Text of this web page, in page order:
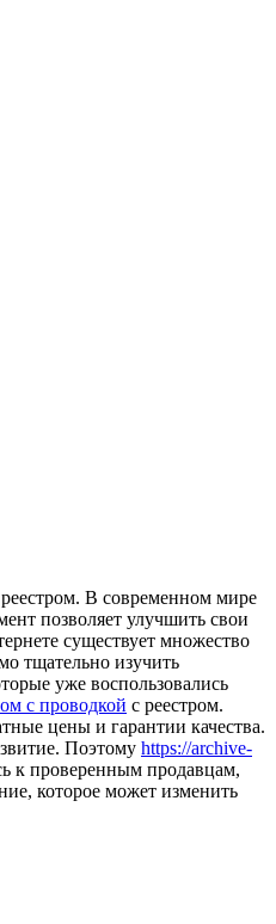
В современном мире
позволяет улучшить свои
существует множество
тщательно изучить
уже воспользовались
с проводкой с реестром.
цены и гарантии качества.
Поэтому https://archive-
к проверенным продавцам,
которое может изменить